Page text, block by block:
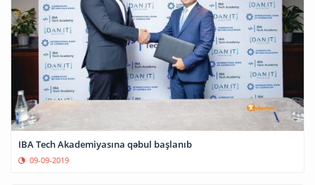
IBA Tech Akademiyasına qəbul başlanıb
09-09-2019